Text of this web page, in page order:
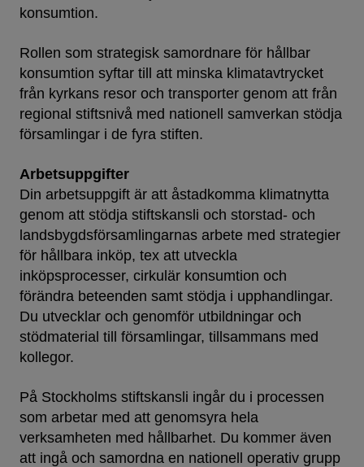
konsumtion.
Rollen som strategisk samordnare för hållbar
konsumtion syftar till att minska klimatavtrycket
från kyrkans resor och transporter genom att från
regional stiftsnivå med nationell samverkan stödja
församlingar i de fyra stiften.
Arbetsuppgifter
Din arbetsuppgift är att åstadkomma klimatnytta
genom att stödja stiftskansli och storstad- och
landsbygdsförsamlingarnas arbete med strategier
för hållbara inköp, tex att utveckla
inköpsprocesser, cirkulär konsumtion och
förändra beteenden samt stödja i upphandlingar.
Du utvecklar och genomför utbildningar och
stödmaterial till församlingar, tillsammans med
kollegor.
På Stockholms stiftskansli ingår du i processen
som arbetar med att genomsyra hela
verksamheten med hållbarhet. Du kommer även
att ingå och samordna en nationell operativ grupp